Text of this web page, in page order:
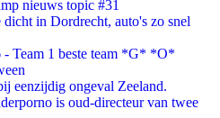
nieuws topic #31
dicht in Dordrecht, auto's zo snel
Team 1 beste team *G* *O*
eenzijdig ongeval Zeeland.
is oud-directeur van twee